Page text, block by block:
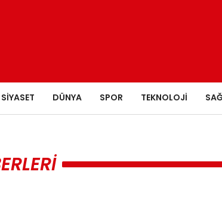
SIYASET DÜNYA SPOR TEKNOLOJI